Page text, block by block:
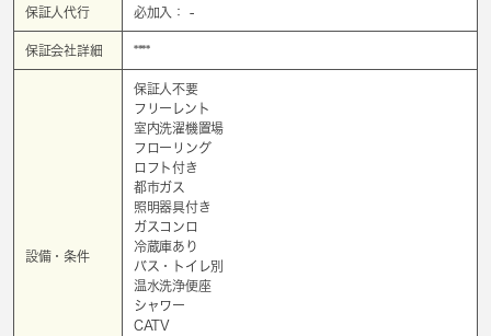
保証人代行 必加入： -
保証会社詳細 ****
設備・条件
保証人不要
フリーレント
室内洗濯機置場
フローリング
ロフト付き
都市ガス
照明器具付き
ガスコンロ
冷蔵庫あり
バス・トイレ別
温水洗浄便座
シャワー
CATV